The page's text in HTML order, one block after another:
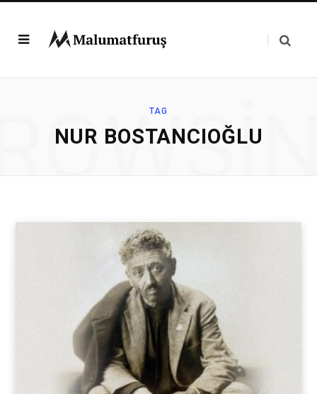
TAG
NUR BOSTANCIOĞLU